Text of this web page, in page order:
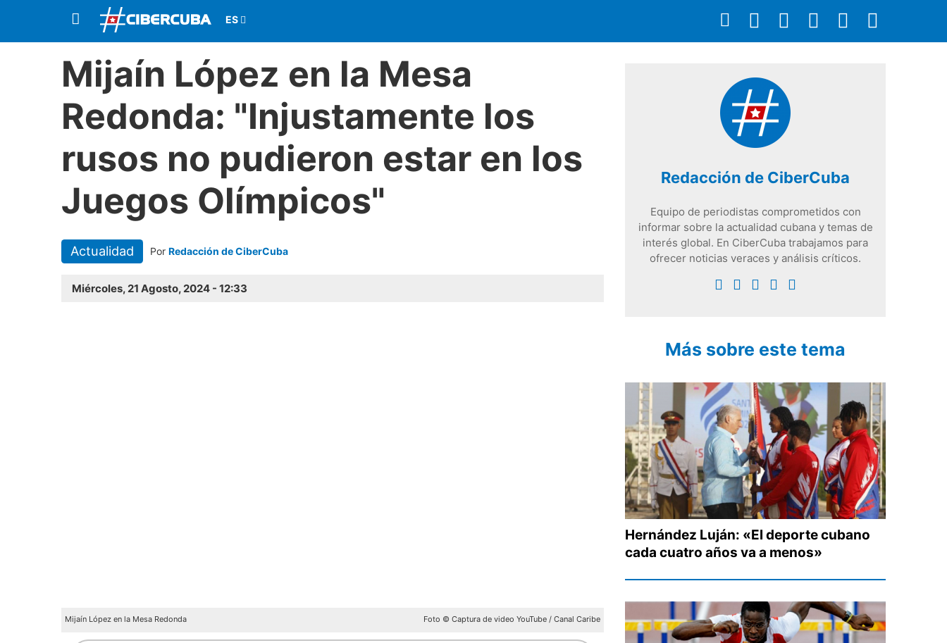
Mijaín López en la Mesa
Redonda: "Injustamente los
rusos no pudieron estar en los
Juegos Olímpicos"
Actualidad Por Redacción de CiberCuba
Miércoles, 21 Agosto, 2024 - 12:33
Mijaín López en la Mesa Redonda Foto © Captura de video YouTube / Canal Caribe
Redacción de CiberCuba
Equipo de periodistas comprometidos con
informar sobre la actualidad cubana y temas de
interés global. En CiberCuba trabajamos para
ofrecer noticias veraces y análisis críticos.
Más sobre este tema
Hernández Luján: «El deporte cubano
cada cuatro años va a menos»